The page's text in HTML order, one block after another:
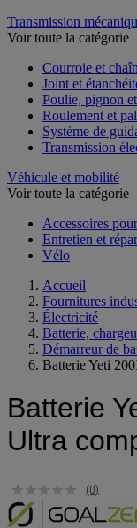
Transmission
Voir toute la catégorie
Courroie et
Joint et
Poulie, pignon
Roulement et
Système de
Transmission
Véhicule et mobilité
Voir toute la catégorie
Accessoires
Entretien et
Vélo
Accueil
Fournitures
Électricité
Batterie,
Démarreur de
Batterie Yeti
Batterie
Ultra
(0)